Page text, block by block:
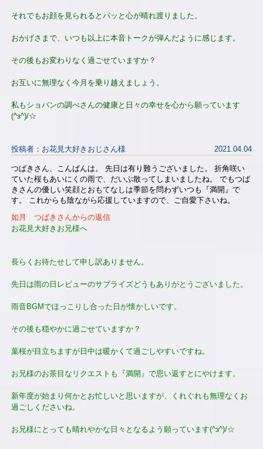
それでもお顔を見られるとパッと心が晴れ渡りました。
おかげさまで、いつも以上に本音トークが弾んだように感じます。
その後もお変わりなく過ごせていますか？
お互いに無理なく今月を乗り越えましょう。
私もショパンの調べさんの健康と日々の幸せを心から願っています
(^з^)/☆
投稿者：お花見大好きおじさん様 2021.04.04
つばきさん、こんばんは。 先日は有り難うございました。 折角咲い
ていた桜もあいにくの雨で、だいぶ散ってしまいましたね。 でもつば
きさんの優しい笑顔とおもてなしは季節を問わずいつも『満開』で
す。 これからも陰ながら応援していますので、ご自愛下さいね。
如月 つばきさんからの返信
お花見大好きお兄様へ
長らくお待たせして申し訳ありません。
先日は雨の日レビューのサプライズどうもありがとうございました。
雨音BGMでほっこりし合った日が懐かしいです。
その後も穏やかに過ごせていますか？
葉桜が目立ちますが日中は暖かくて過ごしやすいですね。
お兄様のお茶目なリクエストも『満開』で思い返すとにやけます。
新年度が始まり何かとお忙しいと思いますが、くれぐれも無理なくお
過ごしくださいね。
お兄様にとっても晴れやかな日々となるよう願っています(^з^)/☆